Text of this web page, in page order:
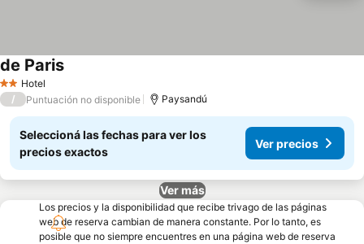
2 Estrellas
Hotel
de ParisVer precios
/ Puntuación no disponible Paysandú
Seleccioná las fechas para ver los
precios exactos
Ver precios
Ver más
Los precios y la disponibilidad que recibe trivago de las páginas
web de reserva cambian de manera constante. Por lo tanto, es
posible que no siempre encuentres en una página web de reserva